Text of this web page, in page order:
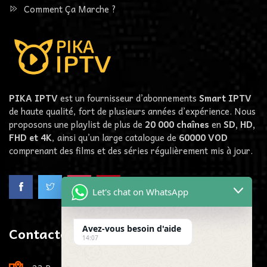
Comment Ça Marche ?
PIKA IPTVest un fournisseur d’abonnements Smart IPTV
de haute qualité, fort de plusieurs années d’expérience. Nous
proposons une playlist de plus de 20 000 chaînes en SD, HD,
FHD et 4K, ainsi qu’un large catalogue de 60000VOD
comprenant des films et des séries régulièrement mis à jour.
Contactez-Nous
Let's chat on WhatsApp
Avez-vous besoin d'aide
14:07